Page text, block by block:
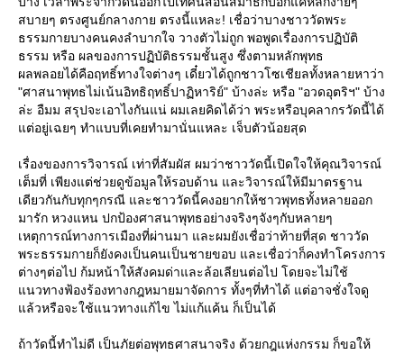
สบายๆ ตรงศูนย์กลางกาย ตรงนี้แหละ! เชื่อว่าบางชาววัดพระ
ธรรมกายบางคนคงลำบากใจ วางตัวไม่ถูก พอพูดเรื่องการปฏิบัติ
ธรรม หรือ ผลของการปฏิบัติธรรมชั้นสูง ซึ่งตามหลักพุทธ
ผลพลอยได้คือฤทธิ์ทางใจต่างๆ เดี๋ยวได้ถูกชาวโซเชียลทั้งหลายหาว่า
"ศาสนาพุทธไม่เน้นอิทธิฤทธิ์ปาฏิหาริย์" บ้างล่ะ หรือ "อวดอุตริฯ" บ้าง
ล่ะ อืมม สรุปจะเอาไงกันแน่ ผมเลยคิดได้ว่า พระหรือบุคลากรวัดนี้ได้
ต่อยู่เฉยๆ ทำแบบที่เคยทำมานั่นแหละ เจ็บตัวน้อยสุด
เรื่องของการวิจารณ์ เท่าที่สัมผัส ผมว่าชาววัดนี้เปิดใจให้คุณวิจารณ์
เต็มที่ เพียงแต่ช่วยดูข้อมูลให้รอบด้าน และวิจารณ์ให้มีมาตรฐาน
เดียวกันกับทุกๆกรณี และชาววัดนี้คงอยากให้ชาวพุทธทั้งหลายออก
มารัก หวงแหน ปกป้องศาสนาพุทธอย่างจริงๆจังๆกับหลายๆ
เหตุการณ์ทางการเมืองที่ผ่านมา และผมยังเชื่อว่าท้ายที่สุด ชาววัด
พระธรรมกายก็ยังคงเป็นคนเป็นชายขอบ และเชื่อว่าก็คงทำโครงการ
ต่างๆต่อไป ก้มหน้าให้สังคมด่าและล้อเลียนต่อไป โดยจะไม่ใช้
นวทางฟ้องร้องทางกฎหมายมาจัดการ ทั้งๆที่ทำได้ แต่อาจชั่งใจดู
ล้วหรือจะใช้แนวทางแก้ไข ไม่แก้แค้น ก็เป็นได้
ถ้าวัดนี้ทำไม่ดี เป็นภัยต่อพุทธศาสนาจริง ด้วยกฎแห่งกรรม ก็ขอให้